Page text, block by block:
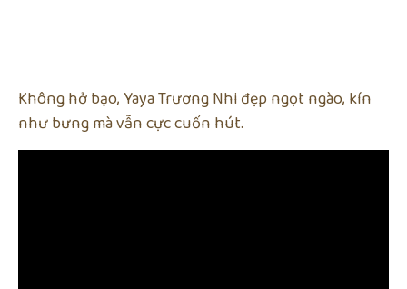
Không hở bạo, Yaya Trương Nhi đẹp ngọt ngào, kín
như bưng mà vẫn cực cuốn hút.